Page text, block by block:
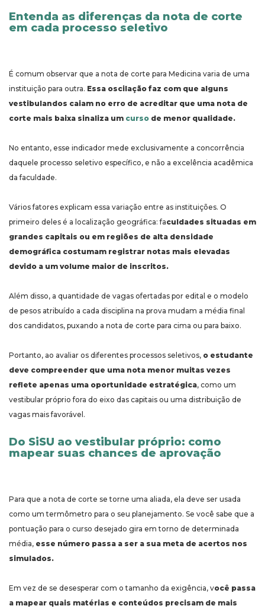
Entenda as diferenças da nota de corte
em cada processo seletivo
É comum observar que a nota de corte para Medicina varia de uma
instituição para outra. Essa oscilação faz com que alguns
vestibulandos caiam no erro de acreditar que uma nota de
corte mais baixa sinaliza um curso de menor qualidade.
No entanto, esse indicador mede exclusivamente a concorrência
daquele processo seletivo específico, e não a excelência acadêmica
da faculdade.
Vários fatores explicam essa variação entre as instituições. O
primeiro deles é a localização geográfica: faculdades situadas em
grandes capitais ou em regiões de alta densidade
demográfica costumam registrar notas mais elevadas
devido a um volume maior de inscritos.
Além disso, a quantidade de vagas ofertadas por edital e o modelo
de pesos atribuído a cada disciplina na prova mudam a média final
dos candidatos, puxando a nota de corte para cima ou para baixo.
Portanto, ao avaliar os diferentes processos seletivos, o estudante
deve compreender que uma nota menor muitas vezes
reflete apenas uma oportunidade estratégica, como um
vestibular próprio fora do eixo das capitais ou uma distribuição de
vagas mais favorável.
Do SiSU ao vestibular próprio: como
mapear suas chances de aprovação
Para que a nota de corte se torne uma aliada, ela deve ser usada
como um termômetro para o seu planejamento. Se você sabe que a
pontuação para o curso desejado gira em torno de determinada
média, esse número passa a ser a sua meta de acertos nos
simulados.
Em vez de se desesperar com o tamanho da exigência, você passa
a mapear quais matérias e conteúdos precisam de mais